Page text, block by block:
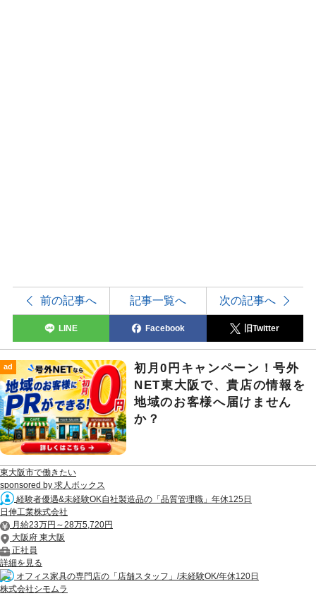
前の記事へ 記事一覧へ 次の記事へ
LINE Facebook 旧Twitter
ad
初月0円キャンペーン！号外
NET東大阪で、貴店の情報を
地域のお客様へ届けません
か？
東大阪市で働きたい
sponsored by 求人ボックス
経験者優遇&未経験OK自社製造品の「品質管理職」年休125日
日伸工業株式会社
月給23万円～28万5,720円
大阪府 東大阪
正社員
詳細を見る
オフィス家具の専門店の「店舗スタッフ」/未経験OK/年休120日
株式会社シモムラ